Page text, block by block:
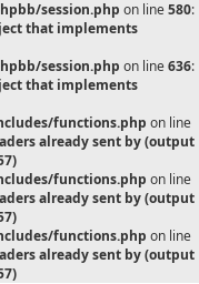
session.php on line580:
that implements
session.php on line636:
that implements
functions.php on line
already sent by (output
functions.php on line
already sent by (output
functions.php on line
already sent by (output